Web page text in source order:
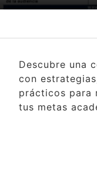
Descubre una
con
prácticos para
tus metas